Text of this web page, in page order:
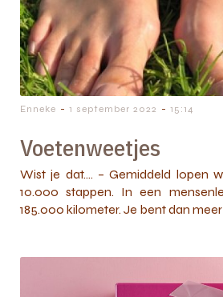
Enneke - 1 september 2022 - 15:14
Voetenweetjes
Wist je dat…. – Gemiddeld lopen
10.000 stappen. In een
185.000 kilometer. Je bent dan